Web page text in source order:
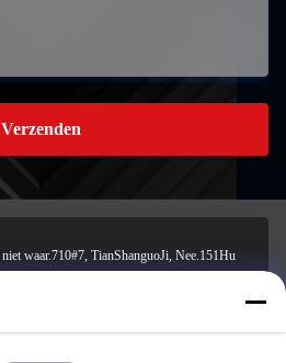
Verzenden
waar.710#7, TianShanguoJi, Nee.151Hu